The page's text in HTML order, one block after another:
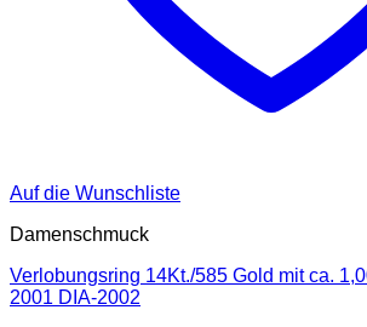
Auf die Wunschliste
Damenschmuck
Verlobungsring 14Kt./585 Gold mit ca.
2001 DIA-2002